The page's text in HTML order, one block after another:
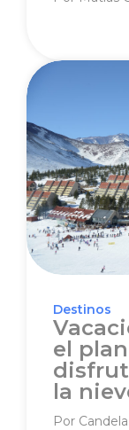
Destinos
el
la
Por